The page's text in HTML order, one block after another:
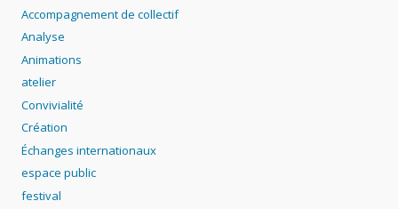
Accompagnement de collectif
Analyse
Animations
atelier
Convivialité
Création
Échanges internationaux
espace public
festival